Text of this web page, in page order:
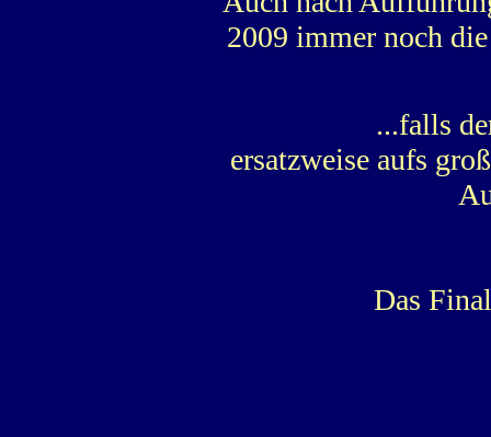
2009 immer noch
...falls
ersatzweise aufs
Das